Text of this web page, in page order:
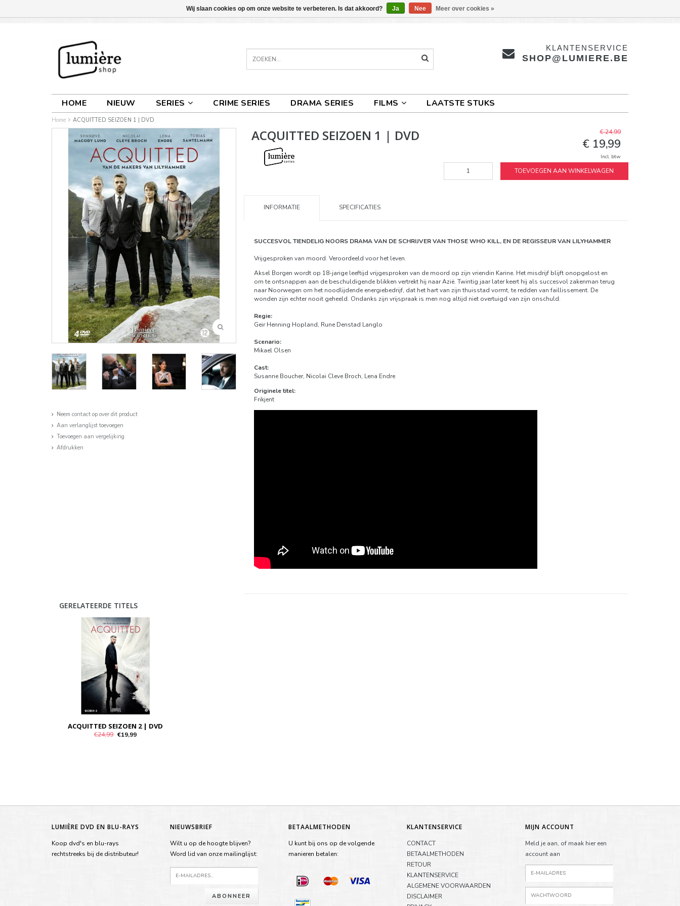
KLANTENSERVICE
SHOP@LUMIERE.BE
HOME NIEUW SERIES CRIME SERIES DRAMA SERIES FILMS LAATSTE STUKS
Home ACQUITTED SEIZOEN 1 | DVD
Neem contact op over dit product
Aan verlanglijst toevoegen
Toevoegen aan vergelijking
Afdrukken
ACQUITTED SEIZOEN 1 | DVD € 24,99
€ 19,99
Incl. btw
TOEVOEGEN AAN WINKELWAGEN
INFORMATIE SPECIFICATIES
SUCCESVOL TIENDELIG NOORS DRAMA VAN DE SCHRIJVER VAN THOSE WHO KILL, EN DE REGISSEUR VAN LILYHAMMER
Vrijgesproken van moord. Veroordeeld voor het leven.
Aksel Borgen wordt op 18-jarige leeftijd vrijgesproken van de moord op zijn vriendin Karine. Het misdrijf blijft onopgelost en
om te ontsnappen aan de beschuldigende blikken vertrekt hij naar Azië. Twintig jaar later keert hij als succesvol zakenman terug
naar Noorwegen om het noodlijdende energiebedrijf, dat het hart van zijn thuisstad vormt, te redden van faillissement. De
wonden zijn echter nooit geheeld. Ondanks zijn vrijspraak is men nog altijd niet overtuigd van zijn onschuld.
Regie:
Geir Henning Hopland, Rune Denstad Langlo
Scenario:
Mikael Olsen
Cast:
Susanne Boucher, Nicolai Cleve Broch, Lena Endre
Originele titel:
Frikjent
GERELATEERDE TITELS
ACQUITTED SEIZOEN 2 | DVD
€24,99 €19,99
LUMIÈRE DVD EN BLU-RAYS
Koop dvd's en blu-rays
rechtstreeks bij de distributeur!
NIEUWSBRIEF
Wilt u op de hoogte blijven?
Word lid van onze mailinglijst:
ABONNEER
BETAALMETHODEN
U kunt bij ons op de volgende
manieren betalen:
KLANTENSERVICE
CONTACT
BETAALMETHODEN
RETOUR
KLANTENSERVICE
ALGEMENE VOORWAARDEN
DISCLAIMER
MIJN ACCOUNT
Meld je aan, of maak hier een
account aan
Wij slaan cookies op om onze website te verbeteren. Is dat akkoord? Ja Nee Meer over cookies »